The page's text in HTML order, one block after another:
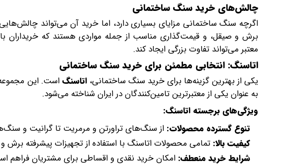
چالش‌های خرید سنگ ساختمانی
اگرچه سنگ ساختمانی مزایای بسیاری دارد، اما خرید آن می‌تواند
برش و صیقل، و قیمت‌گذاری مناسب از جمله مواردی هستند که خریداران
معتبر می‌تواند تفاوت بزرگی ایجاد کند.
اتاسنگ: انتخابی مطمئن برای خرید سنگ ساختمانی
یکی از بهترین گزینه‌ها برای خرید سنگ ساختمانی،اتاسنگاست. این
به عنوان یکی از معتبرترین تامین‌کنندگان در ایران شناخته می‌شود.
ویژگی‌های برجسته اتاسنگ:
تنوع گسترده محصولات: از سنگ‌های تراورتن و مرمریت تا گرانیت و
کیفیت بالا: تمامی محصولات اتاسنگ با استفاده از تجهیزات پیشرفته برش
شرایط خرید منعطف: امکان خرید نقدی و اقساطی برای مشتریان فراهم